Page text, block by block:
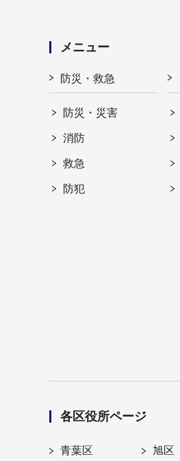
メニュー
防災・救急
防災・災害
消防
救急
防犯
各区役所ページ
青葉区 旭区